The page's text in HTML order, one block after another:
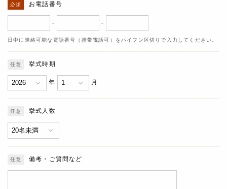
お電話番号
- -
日中に連絡可能な電話番号（携帯電話可）をハイフン区切りで入力してください。
挙式時期
年 月
挙式人数
備考・ご質問など